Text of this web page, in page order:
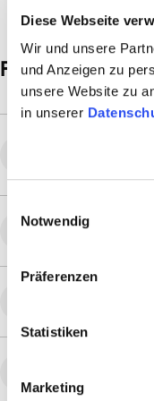
Diese Webseite
Wir und unsere
und Anzeigen zu
unsere Website zu
in unserer
Notwendig
Präferenzen
Statistiken
Marketing
FAQ zu
Kann ich
Übernehmen